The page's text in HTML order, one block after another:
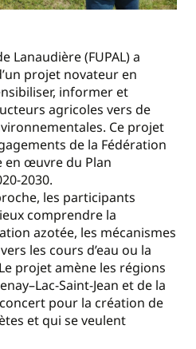
Lanaudière (FUPAL) a
projet novateur en
informer et
agricoles vers de
Ce projet
de la Fédération
en œuvre du Plan
2030.
les participants
comprendre la
azotée, les mécanismes
les cours d’eau ou la
projet amène les régions
Saint-Jean et de la
pour la création de
et qui se veulent